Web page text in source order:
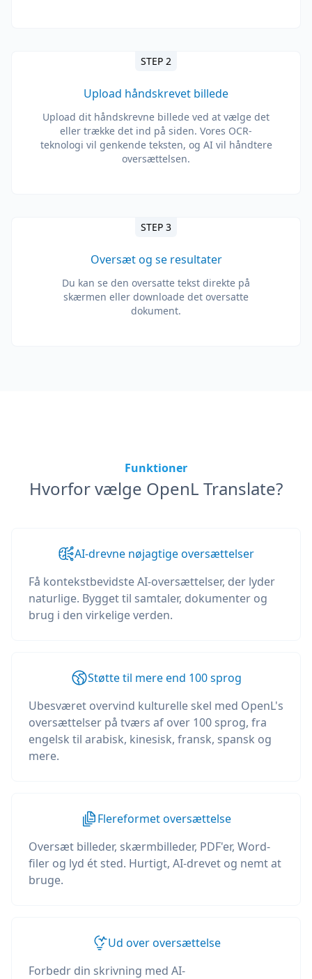
STEP 2
Upload håndskrevet billede
Upload dit håndskrevne billede ved at vælge det
eller trække det ind på siden. Vores OCR-
teknologi vil genkende teksten, og AI vil håndtere
oversættelsen.
STEP 3
Oversæt og se resultater
Du kan se den oversatte tekst direkte på
skærmen eller downloade det oversatte
dokument.
Funktioner
Hvorfor vælge OpenL Translate?
AI-drevne nøjagtige oversættelser
Få kontekstbevidste AI-oversættelser, der lyder
naturlige. Bygget til samtaler, dokumenter og
brug i den virkelige verden.
Støtte til mere end 100 sprog
Ubesværet overvind kulturelle skel med OpenL's
oversættelser på tværs af over 100 sprog, fra
engelsk til arabisk, kinesisk, fransk, spansk og
mere.
Flereformet oversættelse
Oversæt billeder, skærmbilleder, PDF'er, Word-
filer og lyd ét sted. Hurtigt, AI-drevet og nemt at
bruge.
Ud over oversættelse
Forbedr din skrivning med AI-